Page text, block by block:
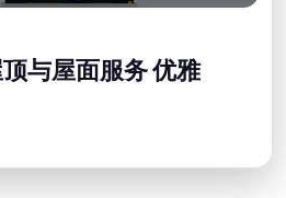
与屋面服务 优雅